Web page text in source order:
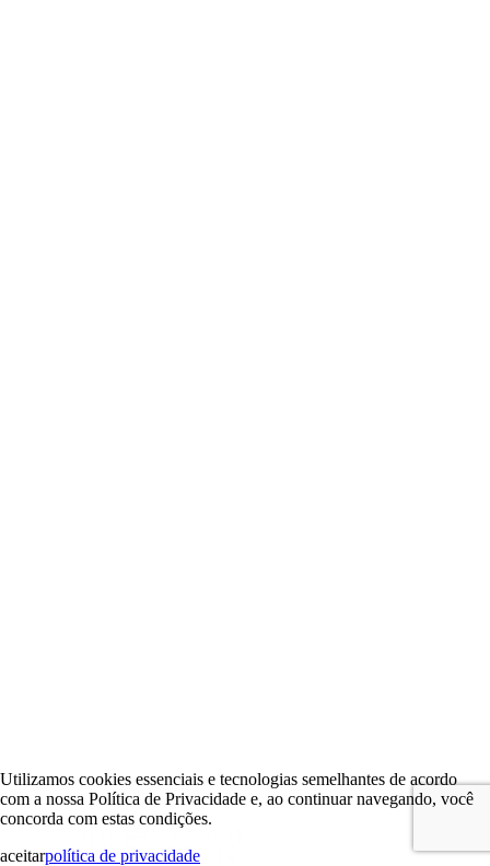
Utilizamos cookies essenciais e tecnologias semelhantes de acordo
com a nossa Política de Privacidade e, ao continuar navegando, você
concorda com estas condições.
aceitarpolítica de privacidade